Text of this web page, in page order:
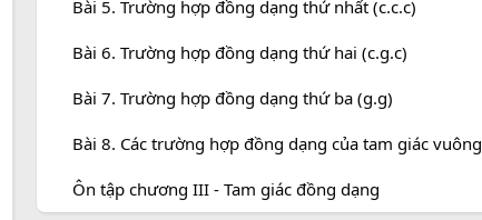
Bài 5. Trường hợp đồng dạng thứ nhất (c.c.c)
Bài 6. Trường hợp đồng dạng thứ hai (c.g.c)
Bài 7. Trường hợp đồng dạng thứ ba (g.g)
Bài 8. Các trường hợp đồng dạng của tam giác vuông
Ôn tập chương III - Tam giác đồng dạng